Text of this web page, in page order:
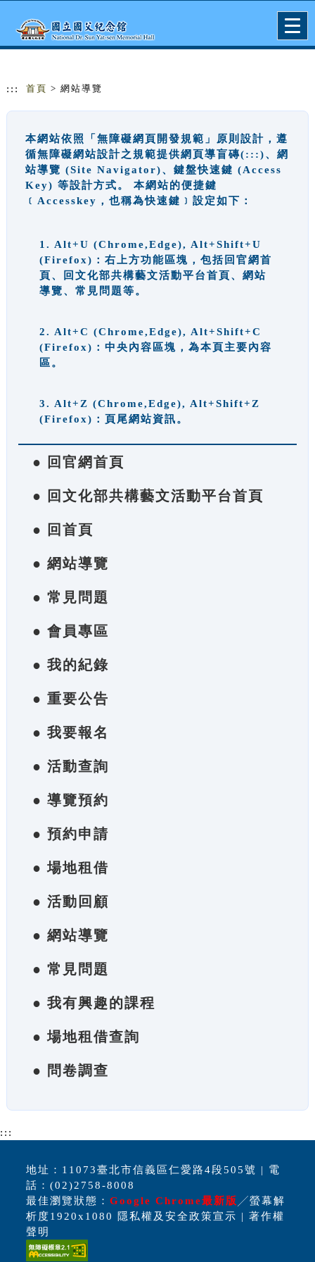
::: 首頁 > 網站導覽
本網站依照「無障礙網頁開發規範」原則設計，遵
循無障礙網站設計之規範提供網頁導盲磚(:::)、網
站導覽 (Site Navigator)、鍵盤快速鍵 (Access
Key) 等設計方式。 本網站的便捷鍵
﹝Accesskey，也稱為快速鍵﹞設定如下：
1. Alt+U (Chrome,Edge), Alt+Shift+U
(Firefox)：右上方功能區塊，包括回官網首
頁、回文化部共構藝文活動平台首頁、網站
導覽、常見問題等。
2. Alt+C (Chrome,Edge), Alt+Shift+C
(Firefox)：中央內容區塊，為本頁主要內容
區。
3. Alt+Z (Chrome,Edge), Alt+Shift+Z
(Firefox)：頁尾網站資訊。
● 回官網首頁
● 回文化部共構藝文活動平台首頁
● 回首頁
● 網站導覽
● 常見問題
● 會員專區
● 我的紀錄
● 重要公告
● 我要報名
● 活動查詢
● 導覽預約
● 預約申請
● 場地租借
● 活動回顧
● 網站導覽
● 常見問題
● 我有興趣的課程
● 場地租借查詢
● 問卷調查
:::
地址：11073臺北市信義區仁愛路4段505號 | 電
話：(02)2758-8008
最佳瀏覽狀態：Google Chrome最新版 ╱螢幕解
析度1920x1080 隱私權及安全政策宣示 | 著作權
聲明